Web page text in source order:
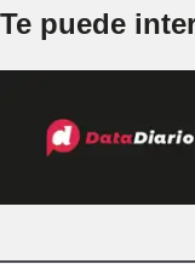
Te puede